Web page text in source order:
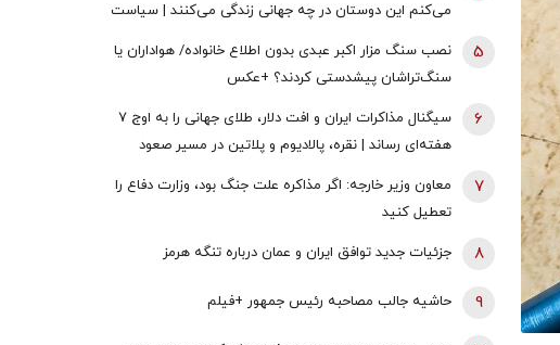
می‌کنم این دوستان در چه جهانی زندگی می‌کنند | سیاست
خارجی عرصه تصمیم‌های دشوار و سنجش دقیق هزینه و فایده
است
نصب سنگ مزار اکبر عبدی بدون اطلاع خانواده/ هواداران یا
سنگ‌تراشان پیشدستی کردند؟ +عکس
5
سیگنال مذاکرات ایران و افت دلار، طلای جهانی را به اوج ۷
هفته‌ای رساند | نقره، پالادیوم و پلاتین در مسیر صعود
6
معاون وزیر خارجه: اگر مذاکره علت جنگ بود، وزارت دفاع را
تعطیل کنید
7
جزئیات جدید توافق ایران و عمان درباره تنگه هرمز 8
حاشیه جالب مصاحبه رئیس جمهور +فیلم 9